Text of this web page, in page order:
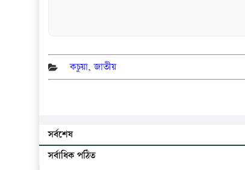
কচুয়া,জাতীয়
সর্বশেষ
সর্বাধিক পঠিত